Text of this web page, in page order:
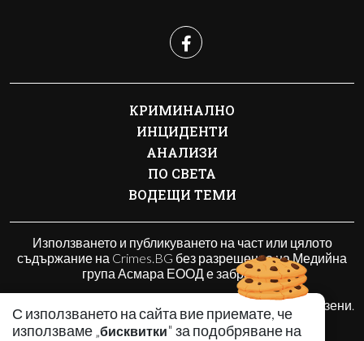
С използването на сайта вие приемате, че
използваме „бисквитки" за подобряване на
КРИМИНАЛНО
ИНЦИДЕНТИ
АНАЛИЗИ
ПО СВЕТА
ВОДЕЩИ ТЕМИ
Използването и публикуването на част или цялото
съдържание на Crimes.BG без разрешение на Медийна
група Асмара ЕООД е забранено.
© 2010 - 2026 | Crimes.BG. Всички права запазени.